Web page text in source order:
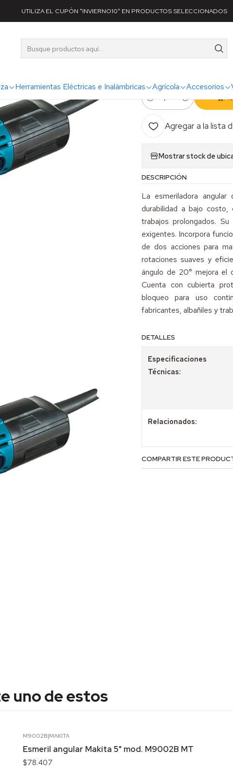
Herramientas Eléctricas e Inalámbricas Agrícola Accesorios
UTILIZA EL CUPÓN "INVIERNO10" EN PRODUCTOS SELECCIONADOS
Eléctricas e Inalámbricas Esmeriles y Rectificadores Esmeril
Esmeril
Cantidad
Agregar a la lista
Mostrar stock de
DESCRIPCIÓN
La esmeriladora
durabilidad a bajo
trabajos prolongados.
exigentes. Incorpora
de dos acciones para
rotaciones suaves y
ángulo de 20° mejora el
Cuenta con cubierta
bloqueo para uso
fabricantes, albañiles y
DETALLES
Especificaciones
Técnicas:
Relacionados:
COMPARTIR ESTE
uno de estos
M9002B|MAKITA
Esmeril angular Makita 5" mod. M9002B MT
$78.407